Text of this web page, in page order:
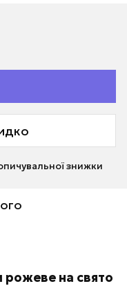
знижки
рожеве на свято